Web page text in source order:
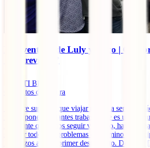
La aventura de Luly y Coco |
“Imprevistos”
IATI Blog
minutos de lectura
Siempre supimos que viajar no iba a ser nada
ruta te pone constantes trabas y que es uno el
realmente queremos seguir viajando, hay que
superar todos los problemas del camino y
los brazos ante el primer desperfecto. Desde el